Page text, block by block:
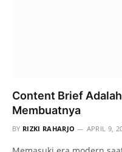
Content Brief
Membuatnya
BY RIZKI RAHARJO APRIL 9,